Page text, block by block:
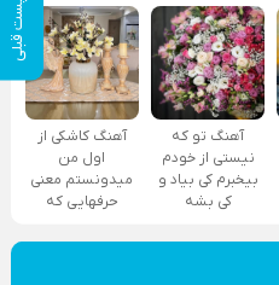
پست قبلی
آهنگ تو که
نیستی از خودم
بیخبرم کی بیاد و
کی بشه
آهنگ کاشکی از
اول من
میدونستم معنی
حرفهایی که